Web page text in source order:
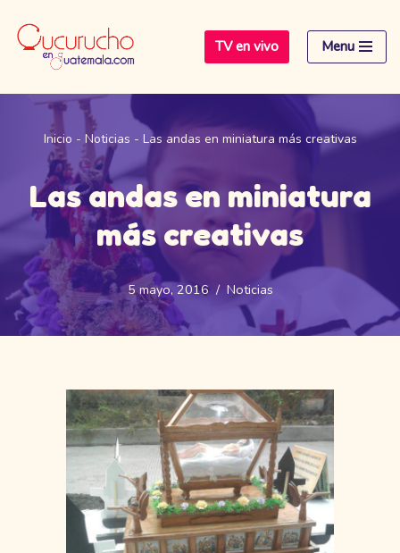
Saltar
contenido
TV en vivo Menu
Inicio - Noticias - Las andas en miniatura más creativas
Las andas en miniatura
más creativas
5 mayo, 2016 Noticias